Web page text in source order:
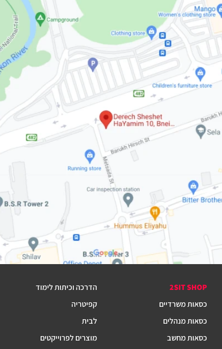
2SIT SHOP
כסאות משרדיים
כסאות מנהלים
כסאות מחשב
הדרכה וכיתות לימוד
קפיטריה
לבית
מוצרים לפרוייקטים